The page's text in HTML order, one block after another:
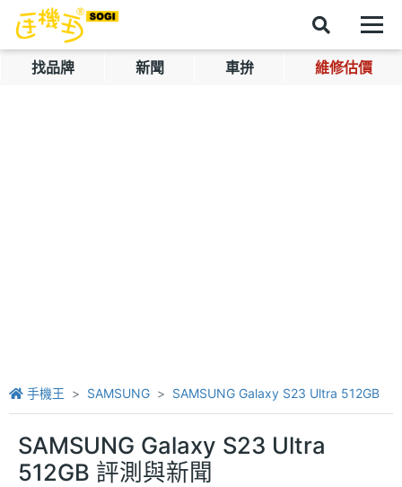
找品牌 新聞 車拚 維修估價
手機王 SAMSUNG SAMSUNG Galaxy S23 Ultra 512GB
SAMSUNG Galaxy S23 Ultra
512GB 評測與新聞